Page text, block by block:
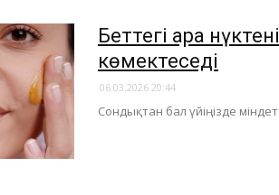
​Беттегі қара
көмектеседі
06.03.2026 20:44
Сондықтан бал үйіңізде